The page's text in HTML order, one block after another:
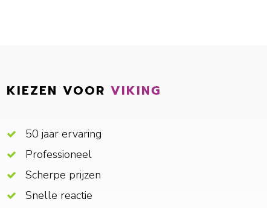
KIEZEN VOOR VIKING
50 jaar ervaring
Professioneel
Scherpe prijzen
Snelle reactie